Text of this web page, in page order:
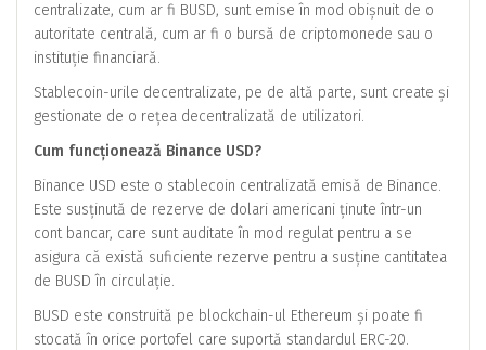
centralizate, cum ar fi BUSD, sunt emise în mod obișnuit de o
autoritate centrală, cum ar fi o bursă de criptomonede sau o
instituție financiară.
Stablecoin-urile decentralizate, pe de altă parte, sunt create și
gestionate de o rețea decentralizată de utilizatori.
Cum funcționează Binance USD?
Binance USD este o stablecoin centralizată emisă de Binance.
Este susținută de rezerve de dolari americani ținute într-un
cont bancar, care sunt auditate în mod regulat pentru a se
asigura că există suficiente rezerve pentru a susține cantitatea
de BUSD în circulație.
BUSD este construită pe blockchain-ul Ethereum și poate fi
stocată în orice portofel care suportă standardul ERC-20.